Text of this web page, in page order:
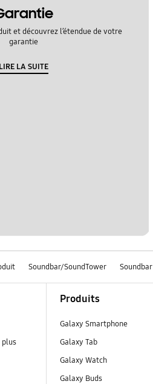
et découvrez l’étendue de votre
garantie
LIRE LA SUITE
Soundbar/SoundTower Soundbar
plus
Produits
Galaxy Smartphone
Galaxy Tab
Galaxy Watch
Galaxy Buds